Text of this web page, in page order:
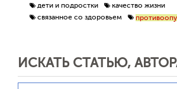
дети и подростки
качество жизни
связанное со здоровьем
ИСКАТЬ СТАТЬЮ,